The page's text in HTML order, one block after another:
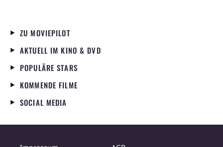
ZU MOVIEPILOT
AKTUELL IM KINO & DVD
POPULÄRE STARS
KOMMENDE FILME
SOCIAL MEDIA